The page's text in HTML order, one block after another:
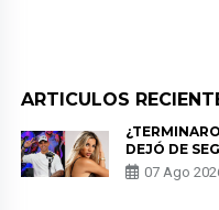
ARTICULOS
DEJÓ DE
HERRERA Y
DE PÓDCAST
07 Ago